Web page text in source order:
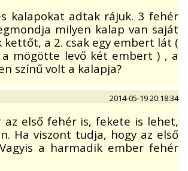
kalapokat adtak rájuk. 3 fehér
milyen kalap van saját
kettőt, a 2. csak egy embert lát (
mögötte levő két embert ) , a
színű volt a kalapja?
2014-05-19 20:18:34
első fehér is, fekete is lehet,
Ha viszont tudja, hogy az első
a harmadik ember fehér